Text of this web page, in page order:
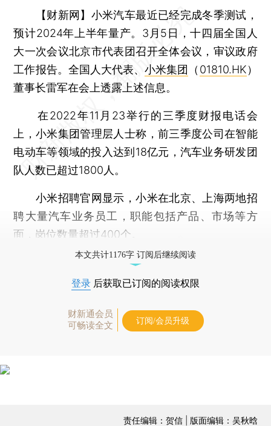
【财新网】 小米汽车最近已经完成冬季测试，
预计2024年上半年量产。3月5日，十四届全国人
大一次会议北京市代表团召开全体会议，审议政府
工作报告。全国人大代表、小米集团 （ 01810.HK）
董事长雷军在会上透露上述信息。
在2022年11月23举行的三季度财报电话会
上，小米集团管理层人士称，前三季度公司在智能
电动车等领域的投入达到18亿元，汽车业务研发团
队人数已超过1800人。
小米招聘官网显示，小米在北京、上海两地招
聘大量汽车业务员工，职能包括产品、市场等方
面，岗位数量超过400个。
本文共计1176字 订阅后继续阅读
登录 后获取已订阅的阅读权限
财新通会员
可畅读全文
订阅/会员升级
责任编辑：贺信 | 版面编辑：吴秋晗